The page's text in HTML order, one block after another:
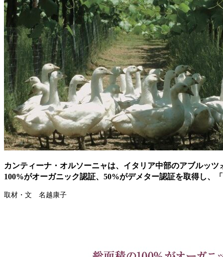
カンティーナ・オルソーニャは、イタリア中部のアブルッ
100%がオーガニック認証、50%がデメター認証を取得し、
取材・文 名越康子